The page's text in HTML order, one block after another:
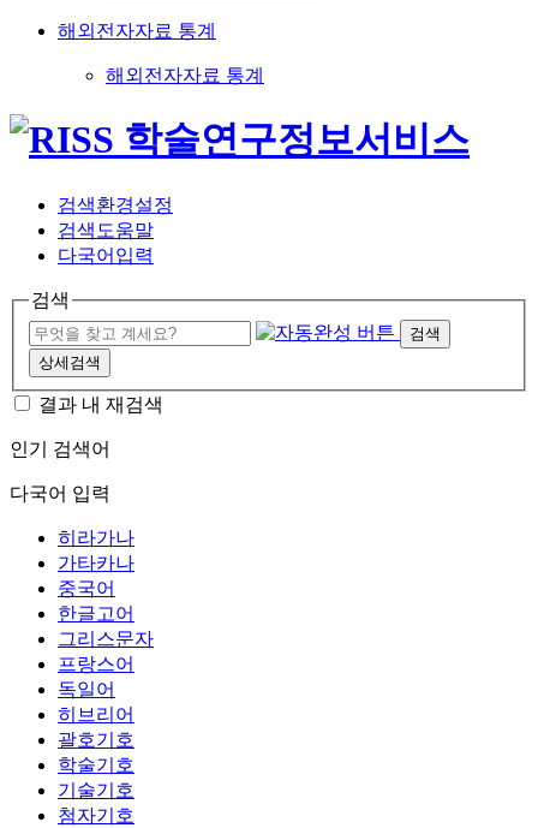
해외전자자료 통계
해외전자자료 통계
검색환경설정
검색도움말
다국어입력
검색
검색
상세검색
결과 내 재검색
인기 검색어
다국어 입력
히라가나
가타카나
중국어
한글고어
그리스문자
프랑스어
독일어
히브리어
괄호기호
학술기호
기술기호
첨자기호